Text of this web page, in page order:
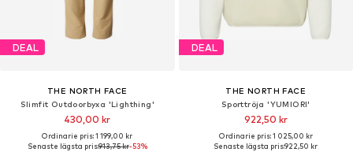
DEAL
THE NORTH FACE
Slimfit Outdoorbyxa 'Lighthing'
430,00 kr
Ordinarie pris: 1 199,00 kr
Senaste lägsta pris:913,75 kr-53%
DEAL
THE NORTH FACE
Sporttröja 'YUMIORI'
922,50 kr
Ordinarie pris: 1 025,00 kr
Senaste lägsta pris:922,50 kr